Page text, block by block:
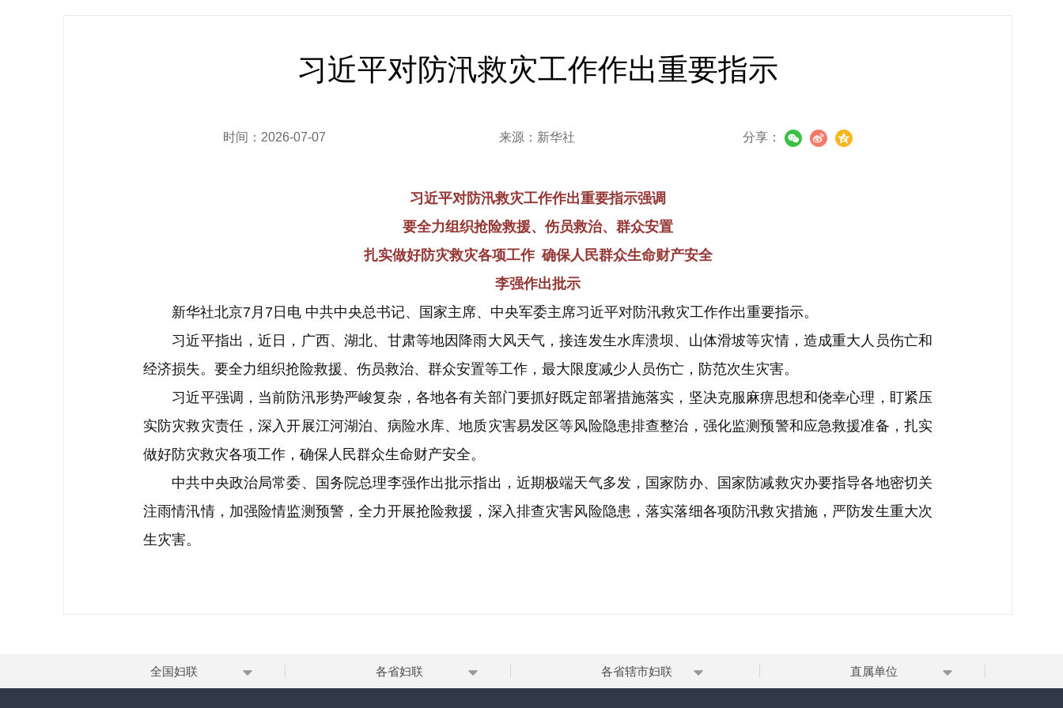
习近平对防汛救灾工作作出重要指示
时间：2026-07-07 来源：新华社 分享：
习近平对防汛救灾工作作出重要指示强调
要全力组织抢险救援、伤员救治、群众安置
扎实做好防灾救灾各项工作 确保人民群众生命财产安全
李强作出批示
新华社北京7月7日电 中共中央总书记、国家主席、中央军委主席习近平对防汛救灾工作作出重要指示。
习近平指出，近日，广西、湖北、甘肃等地因降雨大风天气，接连发生水库溃坝、山体滑坡等灾情，造成重大人员伤亡和
经济损失。要全力组织抢险救援、伤员救治、群众安置等工作，最大限度减少人员伤亡，防范次生灾害。
习近平强调，当前防汛形势严峻复杂，各地各有关部门要抓好既定部署措施落实，坚决克服麻痹思想和侥幸心理，盯紧压
实防灾救灾责任，深入开展江河湖泊、病险水库、地质灾害易发区等风险隐患排查整治，强化监测预警和应急救援准备，扎实
做好防灾救灾各项工作，确保人民群众生命财产安全。
中共中央政治局常委、国务院总理李强作出批示指出，近期极端天气多发，国家防办、国家防减救灾办要指导各地密切关
注雨情汛情，加强险情监测预警，全力开展抢险救援，深入排查灾害风险隐患，落实落细各项防汛救灾措施，严防发生重大次
生灾害。
全国妇联 各省妇联 各省辖市妇联 直属单位